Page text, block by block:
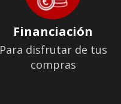
Financiación
Para disfrutar de tus
compras